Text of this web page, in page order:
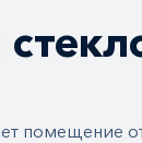
помещение